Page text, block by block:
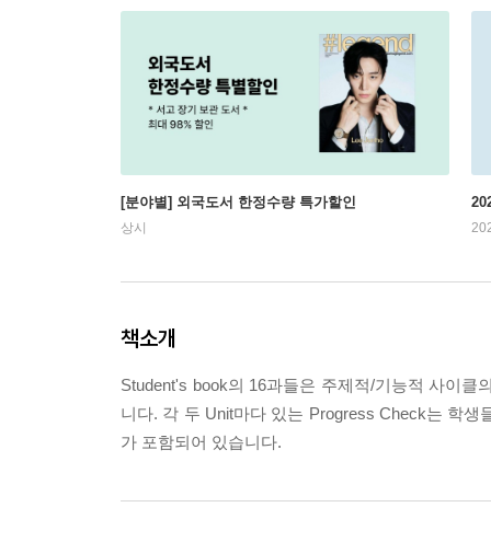
[분야별] 외국도서 한정수량 특가할인
상시
책소개
Student's book의 16과들은 주제적/기능적 사이
니다. 각 두 Unit마다 있는 Progress Check는 학
가 포함되어 있습니다.